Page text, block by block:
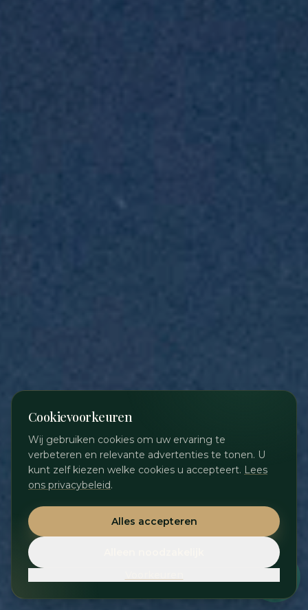
Cookievoorkeuren
Wij gebruiken cookies om uw ervaring te
verbeteren en relevante advertenties te tonen. U
kunt zelf kiezen welke cookies u accepteert. Lees
ons privacybeleid.
Alles accepteren